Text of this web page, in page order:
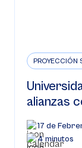
PROYECCIÓN
alianzas
17 de
4 minutos